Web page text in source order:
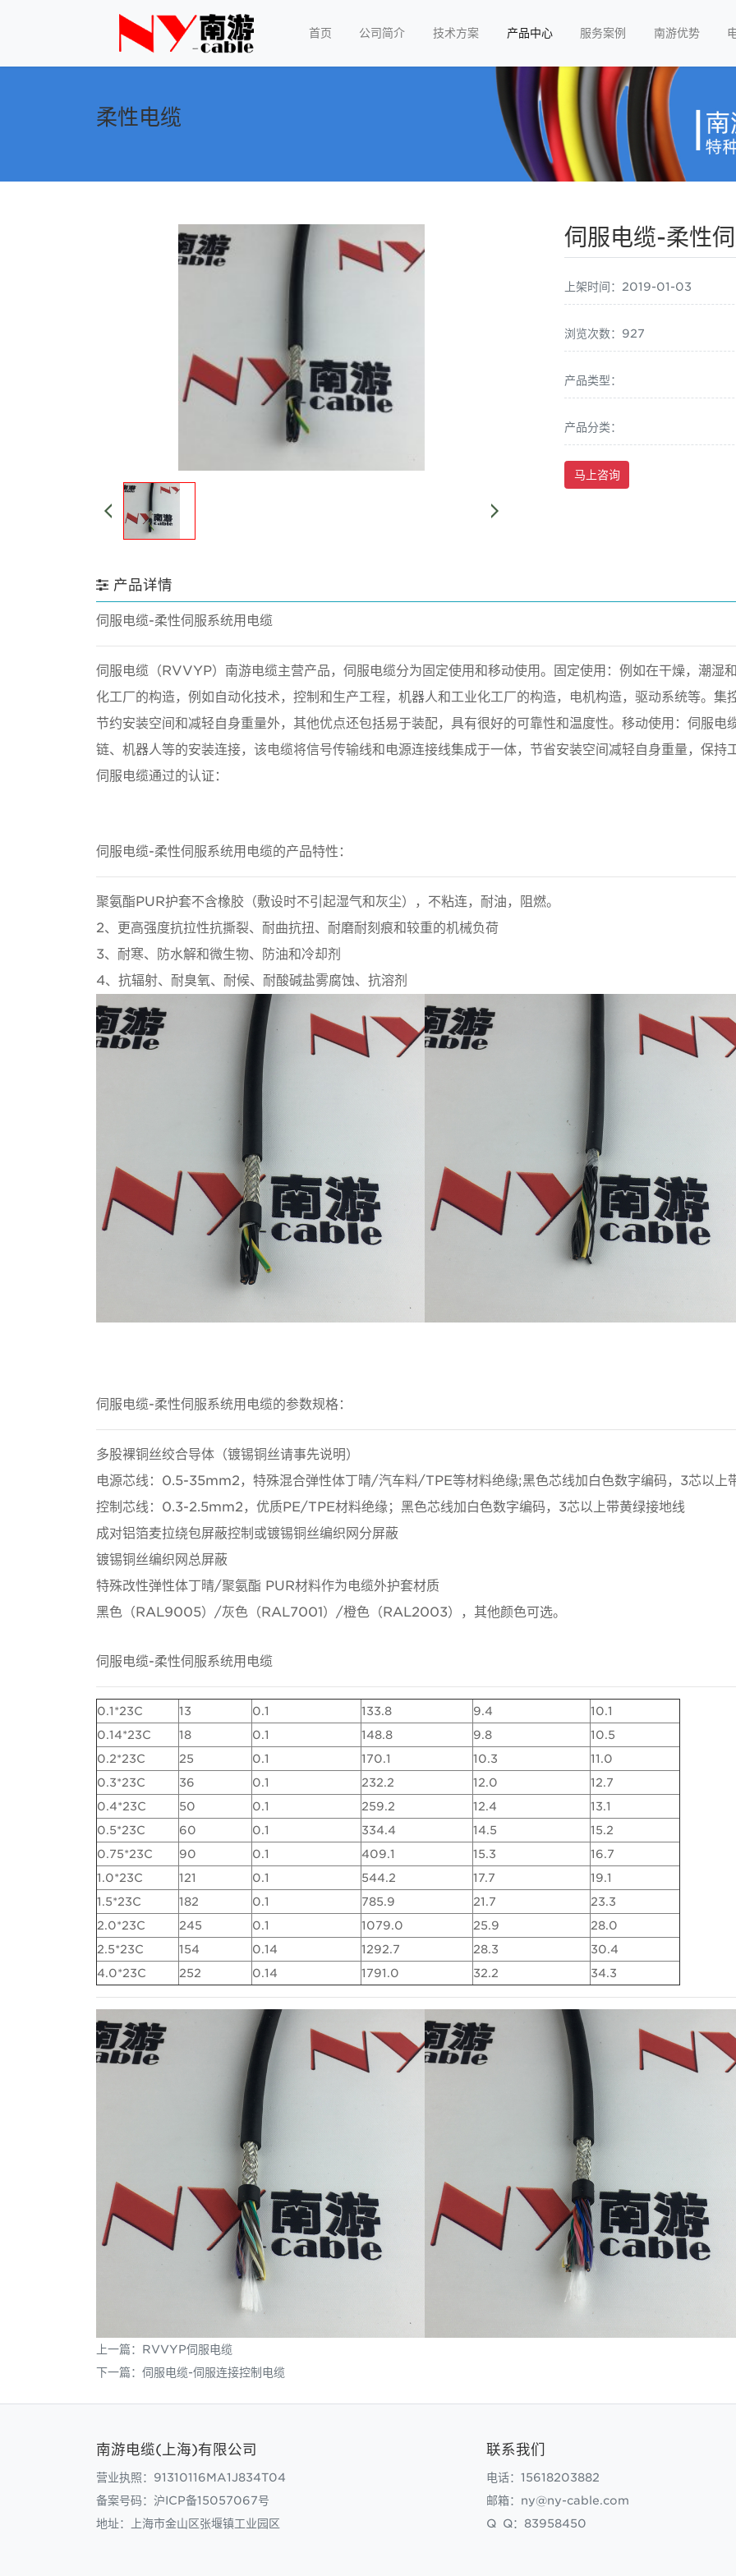
首页 公司简介 技术方案 产品中心 服务案例 南游优势
柔性电缆
伺服电缆-柔性
上架时间：2019-01-03
浏览次数：927
产品类型：
产品分类：
马上咨询
产品详情
伺服电缆-柔性伺服系统用电缆
伺服电缆（RVVYP）南游电缆主营产品，伺服电缆分为固定使用和移动使用。固定使用：例如在干燥，潮湿
化工厂的构造，例如自动化技术，控制和生产工程，机器人和工业化工厂的构造，电机构造，驱动系统等。
节约安装空间和减轻自身重量外，其他优点还包括易于装配，具有很好的可靠性和温度性。移动使用：伺服
链、机器人等的安装连接，该电缆将信号传输线和电源连接线集成于一体，节省安装空间减轻自身重量，保持
伺服电缆通过的认证：
伺服电缆-柔性伺服系统用电缆的产品特性：
聚氨酯PUR护套不含橡胶（敷设时不引起湿气和灰尘），不粘连，耐油，阻燃。
2、更高强度抗拉性抗撕裂、耐曲抗扭、耐磨耐刻痕和较重的机械负荷
3、耐寒、防水解和微生物、防油和冷却剂
4、抗辐射、耐臭氧、耐候、耐酸碱盐雾腐蚀、抗溶剂
伺服电缆-柔性伺服系统用电缆的参数规格：
多股裸铜丝绞合导体（镀锡铜丝请事先说明）
电源芯线：0.5-35mm2，特殊混合弹性体丁晴/汽车料/TPE等材料绝缘;黑色芯线加白色数字编码，3芯以上
控制芯线：0.3-2.5mm2，优质PE/TPE材料绝缘；黑色芯线加白色数字编码，3芯以上带黄绿接地线
成对铝箔麦拉绕包屏蔽控制或镀锡铜丝编织网分屏蔽
镀锡铜丝编织网总屏蔽
特殊改性弹性体丁晴/聚氨酯 PUR材料作为电缆外护套材质
黑色（RAL9005）/灰色（RAL7001）/橙色（RAL2003），其他颜色可选。
伺服电缆-柔性伺服系统用电缆
0.1*23C 13 0.1 133.8 9.4
10.1
0.14*23C
18 0.1 148.8 9.8
10.5
0.2*23C
25 0.1 170.1 10.3
11.0
0.3*23C
36 0.1 232.2 12.0
12.7
0.4*23C
50 0.1 259.2 12.4
13.1
0.5*23C
60 0.1 334.4 14.5
15.2
0.75*23C
90 0.1 409.1 15.3
16.7
1.0*23C
121 0.1 544.2 17.7
19.1
1.5*23C
182 0.1 785.9 21.7
23.3
2.0*23C
245 0.1 1079.0 25.9
28.0
2.5*23C
154 0.14 1292.7 28.3
30.4
4.0*23C
252 0.14 1791.0 32.2 34.3
上一篇： RVVYP伺服电缆
下一篇： 伺服电缆-伺服连接控制电缆
南游电缆(上海)有限公司
营业执照：91310116MA1J834T04
备案号码： 沪ICP备15057067号
地址：上海市金山区张堰镇工业园区
联系我们
电话：15618203882
邮箱：ny@ny-cable.com
Q Q：83958450